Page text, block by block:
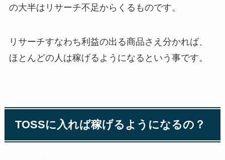
の大半はリサーチ不足からくるものです。
リサーチすなわち利益の出る商品さえ分かれば、
ほとんどの人は稼げるようになるという事です。
TOSSに入れば稼げるようになるの？